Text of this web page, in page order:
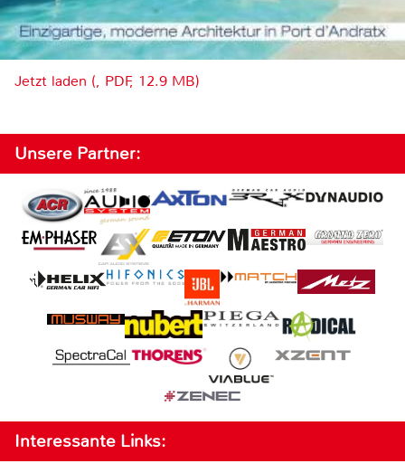
Jetzt laden (, PDF, 12.9 MB)
Unsere Partner:
Interessante Links: